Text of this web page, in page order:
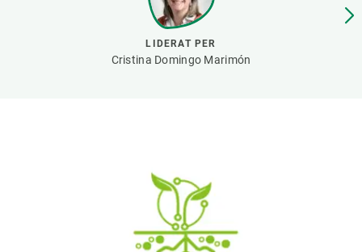
LIDERAT PER
Cristina Domingo Marimón